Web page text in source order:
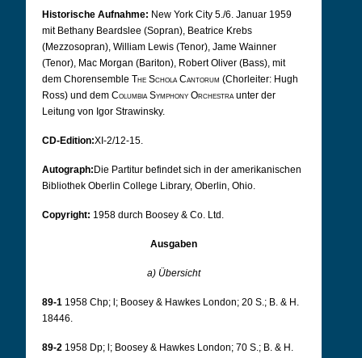
Historische Aufnahme: New York City 5./6. Januar 1959
mit Bethany Beardslee (Sopran), Beatrice Krebs
(Mezzosopran), William Lewis (Tenor), Jame Wainner
(Tenor), Mac Morgan (Bariton), Robert Oliver (Bass), mit
dem Chorensemble The Schola Cantorum (Chorleiter: Hugh
Ross) und dem Columbia Symphony Orchestraunter der
Leitung von Igor Strawinsky.
CD-Edition:XI-2/12-15.
Autograph: Die Partitur befindet sich in der amerikanischen
Bibliothek Oberlin College Library, Oberlin, Ohio.
Copyright: 1958 durch Boosey & Co. Ltd.
Ausgaben
a) Übersicht
89-1 1958 Chp; l; Boosey & Hawkes London; 20 S.; B. & H.
18446.
89-2 1958 Dp; l; Boosey & Hawkes London; 70 S.; B. & H.